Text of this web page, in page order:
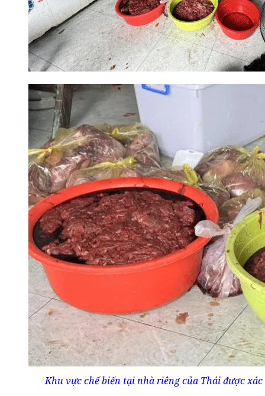
Khu vực chế biến tại nhà riêng của Thái được